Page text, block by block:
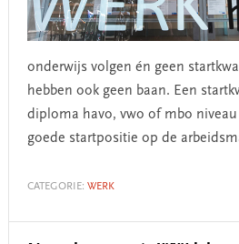
onderwijs volgen én geen
hebben ook geen baan. Een
diploma havo, vwo of mbo niveau
goede startpositie op de
CATEGORIE: WERK